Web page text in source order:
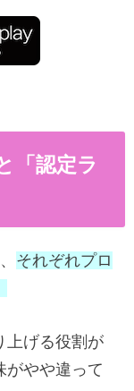
「認定ラ
それぞれプロ
上げる役割が
がやや違って